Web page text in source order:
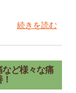
続きを読む
ど様々な痛